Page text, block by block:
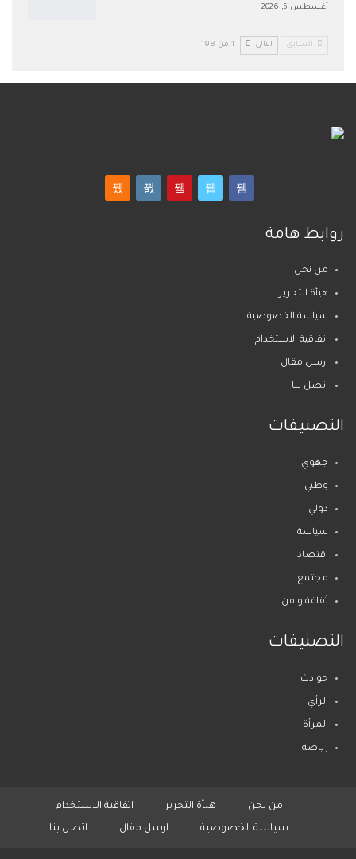
أغسطس 5, 2026
السابق التالي 1 من 198
روابط هامة
من نحن
هيأة التحرير
سياسة الخصوصية
اتفاقية الاستخدام
ارسل مقال
اتصل بنا
التصنيفات
جهوي
وطني
دولي
سياسة
اقتصاد
مجتمع
ثقافة و فن
التصنيفات
حوادث
الرأي
المرأة
رياضة
من نحن هيأة التحرير
اتفاقية الاستخدام
سياسة الخصوصية
ارسل مقال اتصل بنا